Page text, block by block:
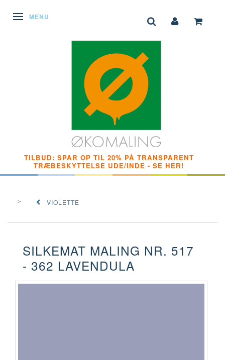
SKIFTE NAVIGATION
MENU
TILBUD: SPAR OP TIL 20% PÅ TRANSPARENT
TRÆBESKYTTELSE UDE/INDE - SE HER!
VIOLETTE
SILKEMAT MALING NR. 517
- 362 LAVENDULA